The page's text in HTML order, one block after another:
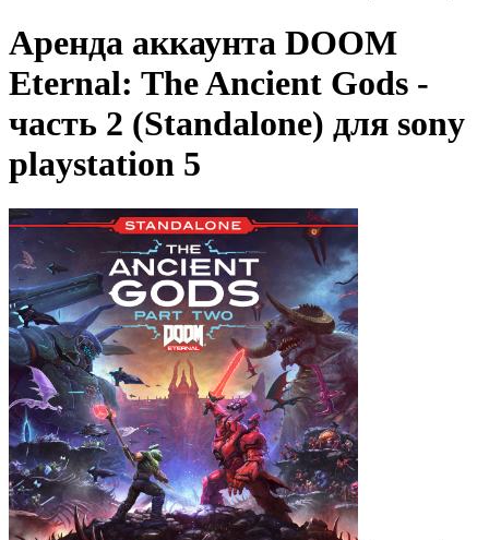
Аренда аккаунта DOOM
Eternal: The Ancient Gods -
часть 2 (Standalone) для sony
playstation 5